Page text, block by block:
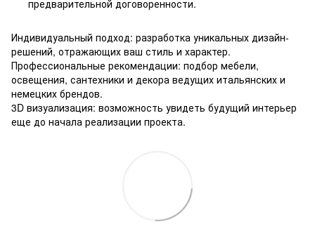
предварительной договоренности.
Индивидуальный подход: разработка уникальных дизайн-
решений, отражающих ваш стиль и характер.
Профессиональные рекомендации: подбор мебели,
освещения, сантехники и декора ведущих итальянских и
немецких брендов.
3D визуализация: возможность увидеть будущий интерьер
еще до начала реализации проекта.